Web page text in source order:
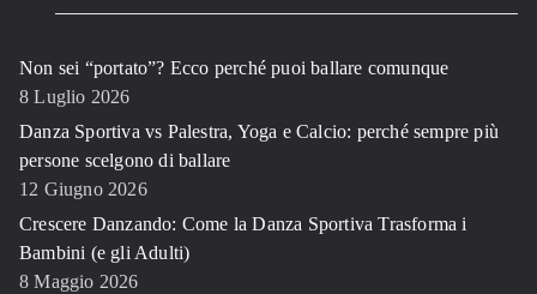
Non sei “portato”? Ecco perché puoi ballare comunque
8 Luglio 2026
Danza Sportiva vs Palestra, Yoga e Calcio: perché sempre più
persone scelgono di ballare
12 Giugno 2026
Crescere Danzando: Come la Danza Sportiva Trasforma i
Bambini (e gli Adulti)
8 Maggio 2026